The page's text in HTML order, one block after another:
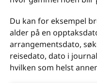
Du kan for eksempel
alder på en
arrangementsdato,
reisedato, dato i
hvilken som helst